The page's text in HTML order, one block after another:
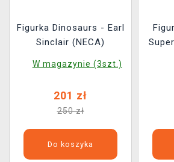
Figurka Dinosaurs - Earl
Sinclair (NECA)
W magazynie (3szt.)
201 zł
250 zł
Do koszyka